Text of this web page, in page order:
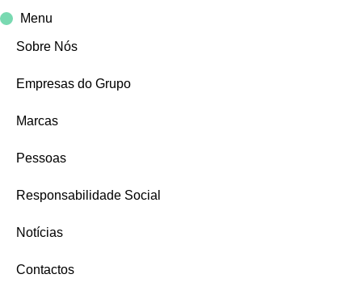
Menu
Sobre Nós
Empresas do Grupo
Marcas
Pessoas
Responsabilidade Social
Notícias
Contactos